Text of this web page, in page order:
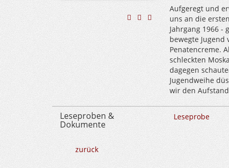
Aufgeregt und
uns an die
Jahrgang 1966
bewegte
Penatencreme.
schleckten
dagegen
Jugendweihe
wir den
Leseproben &
Dokumente
Leseprobe
zurück